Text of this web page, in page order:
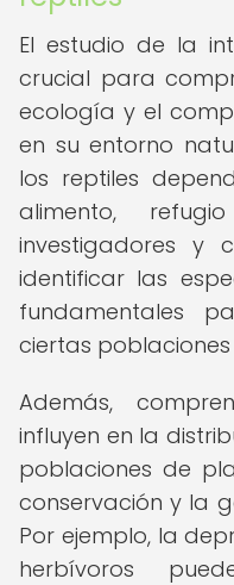
El estudio de la
crucial para
ecología y el
en su entorno
los reptiles
alimento,
investigadores y
identificar las
fundamentales
ciertas poblaciones
Además,
influyen en la
poblaciones de
conservación y la
Por ejemplo, la
herbívoros